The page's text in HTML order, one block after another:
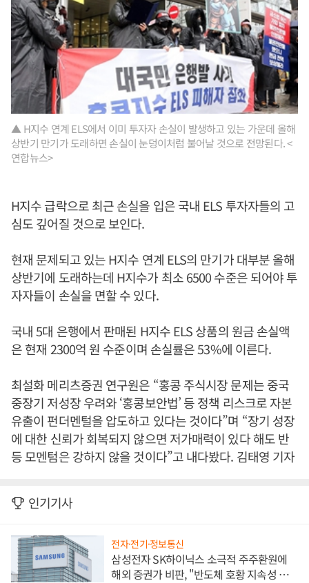
▲ H지수 연계 ELS에서 이미 투자자 손실이 발생하고 있는 가운데 올해
상반기 만기가 도래하면 손실이 눈덩이처럼 불어날 것으로 전망된다. <
연합뉴스>
H지수 급락으로 최근 손실을 입은 국내 ELS 투자자들의 고
심도 깊어질 것으로 보인다.
현재 문제되고 있는 H지수 연계 ELS의 만기가 대부분 올해
상반기에 도래하는데 H지수가 최소 6500 수준은 되어야 투
자자들이 손실을 면할 수 있다.
국내 5대 은행에서 판매된 H지수 ELS 상품의 원금 손실액
은 현재 2300억 원 수준이며 손실률은 53%에 이른다.
최설화 메리츠증권 연구원은 “홍콩 주식시장 문제는 중국
중장기 저성장 우려와 ‘홍콩보안법’ 등 정책 리스크로 자본
유출이 펀더멘털을 압도하고 있다는 것이다”며 “장기 성장
에 대한 신뢰가 회복되지 않으면 저가매력이 있다 해도 반
등 모멘텀은 강하지 않을 것이다”고 내다봤다. 김태영 기자
인기기사
전자·전기·정보통신
삼성전자 SK하이닉스 소극적 주주환원에
해외 증권가 비판, "반도체 호황 지속성 의